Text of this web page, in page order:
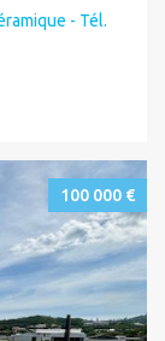
- Tél.
100 000 €